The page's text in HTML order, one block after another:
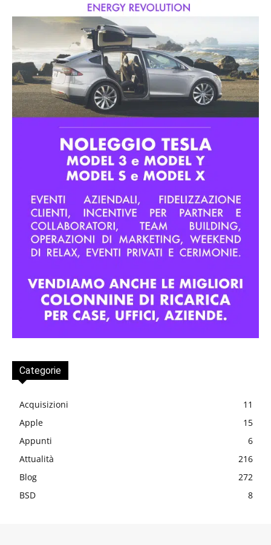
Categorie
Acquisizioni
11
Apple
15
Appunti
6
Attualità
216
Blog
272
BSD
8